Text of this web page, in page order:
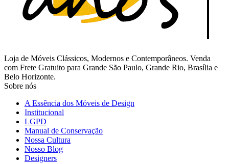
Loja de Móveis Clássicos, Modernos e Contemporâneos. Venda
com Frete Gratuito para Grande São Paulo, Grande Rio, Brasília e
Belo Horizonte.
Sobre nós
A Essência dos Móveis de Design
Institucional
LGPD
Manual de Conservação
Nossa Cultura
Nosso Blog
Designers